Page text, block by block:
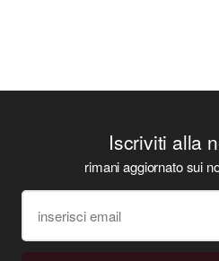
Iscriviti alla
rimani aggiornato sui